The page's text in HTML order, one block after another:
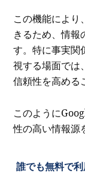
この機能によ
きるため、情報
す。特に事実関
視する場面では
信頼性を高める
このように
性の高い情報源
誰でも無料で